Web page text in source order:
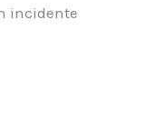
incidente